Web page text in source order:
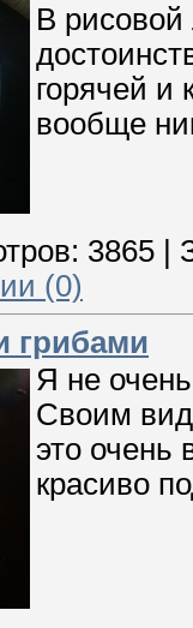
В
горячей и
вообще
3865 |
(0)
грибами
Я не
Своим
это очень
красиво